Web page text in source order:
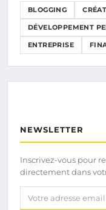
BLOGGING
DÉVELOPPEMENT
ENTREPRISE
NEWSLETTER
Inscrivez-vous pour
directement dans
Votre adresse email